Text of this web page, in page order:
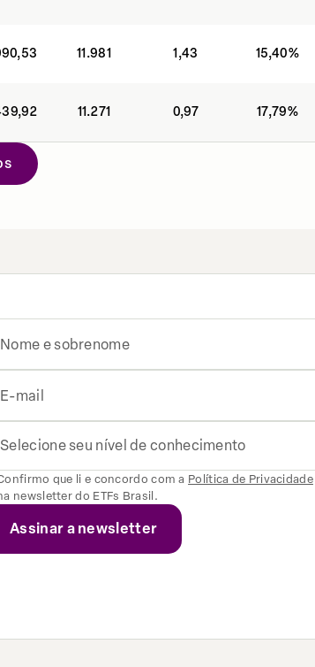
11.981 1,43 15,40%
11.271 0,97 17,79%
Selecione seu nível de conhecimento
que li e concordo com a Política de Privacidade
newsletter do ETFs Brasil.